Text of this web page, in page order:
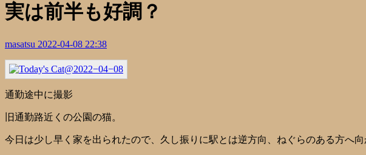
実は前半も好調？
masatsu 2022-04-08 22:38
通勤途中に撮影
旧通勤路近くの公園の猫。
今日は少し早く家を出られたので、久し振りに駅とは逆方向、ねぐらのある方へ向